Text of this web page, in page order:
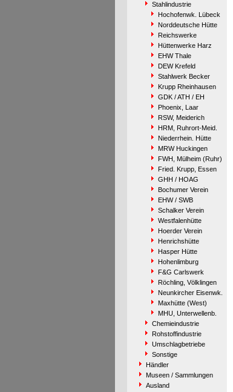
Stahlindustrie
Hochofenwk. Lübeck
Norddeutsche Hütte
Reichswerke
Hüttenwerke Harz
EHW Thale
DEW Krefeld
Stahlwerk Becker
Krupp Rheinhausen
GDK / ATH / EH
Phoenix, Laar
RSW, Meiderich
HRM, Ruhrort-Meid.
Niederrhein. Hütte
MRW Huckingen
FWH, Mülheim (Ruhr)
Fried. Krupp, Essen
GHH / HOAG
Bochumer Verein
EHW / SWB
Schalker Verein
Westfalenhütte
Hoerder Verein
Henrichshütte
Hasper Hütte
Hohenlimburg
F&G Carlswerk
Röchling, Völklingen
Neunkircher Eisenwk.
Maxhütte (West)
MHU, Unterwellenb.
Chemieindustrie
Rohstoffindustrie
Umschlagbetriebe
Sonstige
Händler
Museen / Sammlungen
Ausland